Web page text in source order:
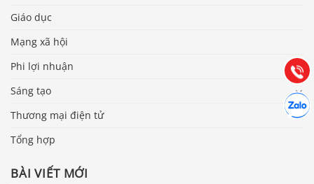
Giáo dục
Mạng xã hội
Phi lợi nhuận
Sáng tạo
Thương mại điện tử
Tổng hợp
BÀI VIẾT MỚI
Gọi
(028) 22.166.144
Chát